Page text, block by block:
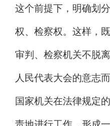
这个前提下，明确划
权、检察权。这样，
审判、检察机关不脱
人民代表大会的意志
国家机关在法律规定